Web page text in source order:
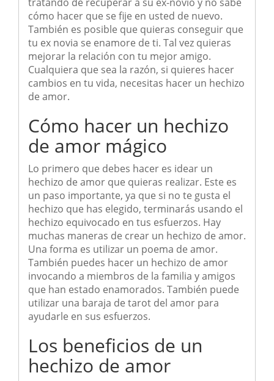
cómo hacer que se fije en usted de nuevo.
También es posible que quieras conseguir que
tu ex novia se enamore de ti. Tal vez quieras
mejorar la relación con tu mejor amigo.
Cualquiera que sea la razón, si quieres hacer
cambios en tu vida, necesitas hacer un hechizo
de amor.
Cómo hacer un hechizo
de amor mágico
Lo primero que debes hacer es idear un
hechizo de amor que quieras realizar. Este es
un paso importante, ya que si no te gusta el
hechizo que has elegido, terminarás usando el
hechizo equivocado en tus esfuerzos. Hay
muchas maneras de crear un hechizo de amor.
Una forma es utilizar un poema de amor.
También puedes hacer un hechizo de amor
invocando a miembros de la familia y amigos
que han estado enamorados. También puede
utilizar una baraja de tarot del amor para
ayudarle en sus esfuerzos.
Los beneficios de un
hechizo de amor